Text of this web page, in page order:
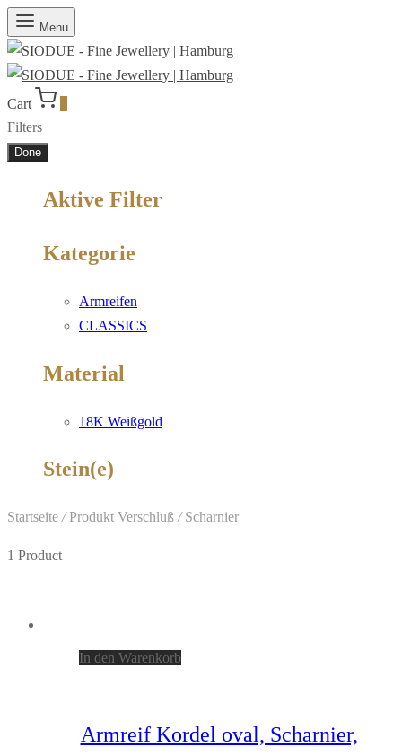
Menu
Cart
Filters
Done
Aktive Filter
Kategorie
Armreifen
CLASSICS
Material
18K Weißgold
Stein(e)
Startseite /Produkt Verschluß/Scharnier
1 Product
In den Warenkorb
Armreif Kordel oval, Scharnier,